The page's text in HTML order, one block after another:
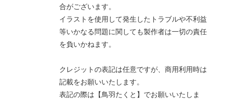
合がございます。
イラストを使用して発生したトラブルや不利益
等いかなる問題に関しても製作者は一切の責任
を負いかねます。
クレジットの表記は任意ですが、商用利用時は
記載をお願いいたします。
表記の際は【鳥羽たくと】でお願いいたしま